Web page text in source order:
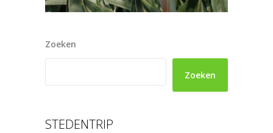
Zoeken
Zoeken
STEDENTRIP